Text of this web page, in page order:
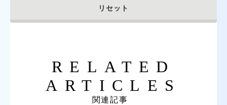
リセット
RELATED
ARTICLES
関連記事